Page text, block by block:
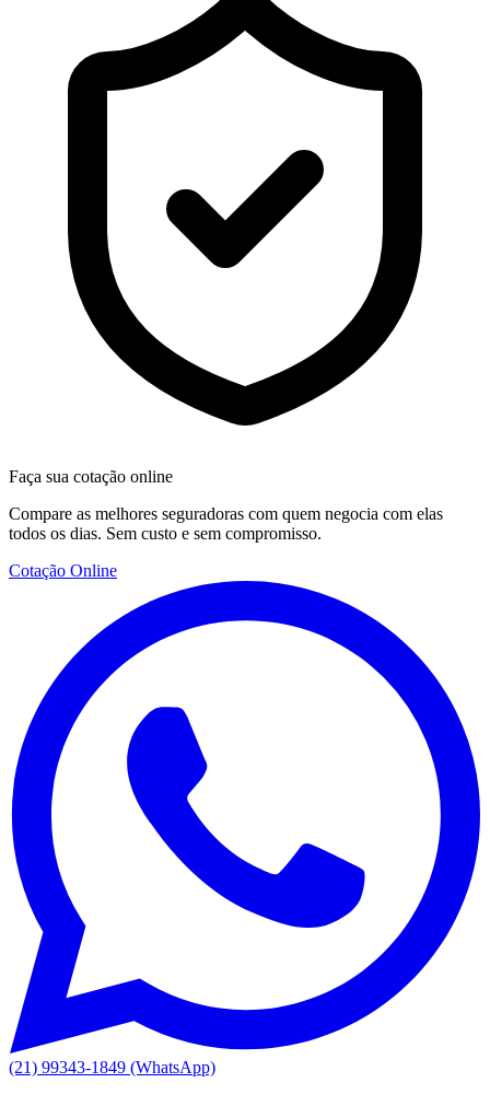
Faça sua cotação online
Compare as melhores seguradoras com quem negocia com elas
todos os dias. Sem custo e sem compromisso.
Cotação Online
(21) 99343-1849 (WhatsApp)